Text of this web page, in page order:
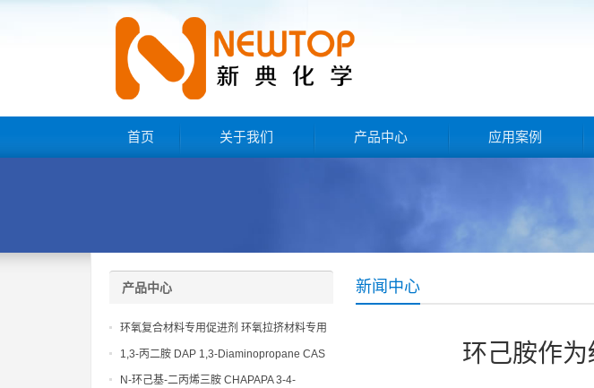
首页 关于我们 产品中心 应用案例
新闻中心
环己胺作
产品中心
环氧复合材料专用促进剂 环氧拉挤材料专用
促进剂 NT EP 120
1,3-丙二胺 DAP 1,3-Diaminopropane CAS
No 109-76-2
N-环己基-二丙烯三胺 CHAPAPA 3-4-